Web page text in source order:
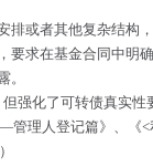
或者其他复杂结构
求在基金合同中明
。
强化了可转债真实性
理人登记篇》 、
《
）